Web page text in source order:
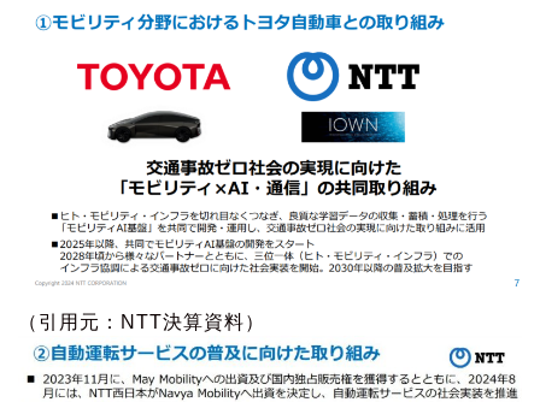
（引用元：NTT決算資料）